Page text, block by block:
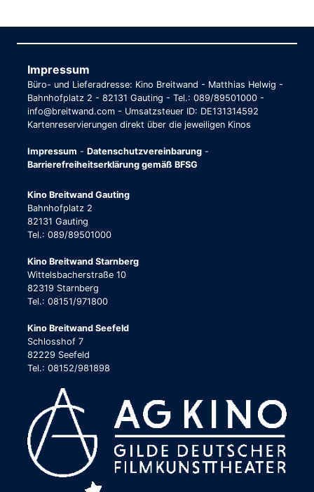
Impressum
Büro- und Lieferadresse: Kino Breitwand - Matthias Helwig -
Bahnhofplatz 2 - 82131 Gauting - Tel.: 089/89501000 -
info@breitwand.com - Umsatzsteuer ID: DE131314592
Kartenreservierungen direkt über die jeweiligen Kinos
Impressum - Datenschutzvereinbarung -
Barrierefreiheitserklärung gemäß BFSG
Kino Breitwand Gauting
Bahnhofplatz 2
82131 Gauting
Tel.: 089/89501000
Kino Breitwand Starnberg
Wittelsbacherstraße 10
82319 Starnberg
Tel.: 08151/971800
Kino Breitwand Seefeld
Schlosshof 7
82229 Seefeld
Tel.: 08152/981898